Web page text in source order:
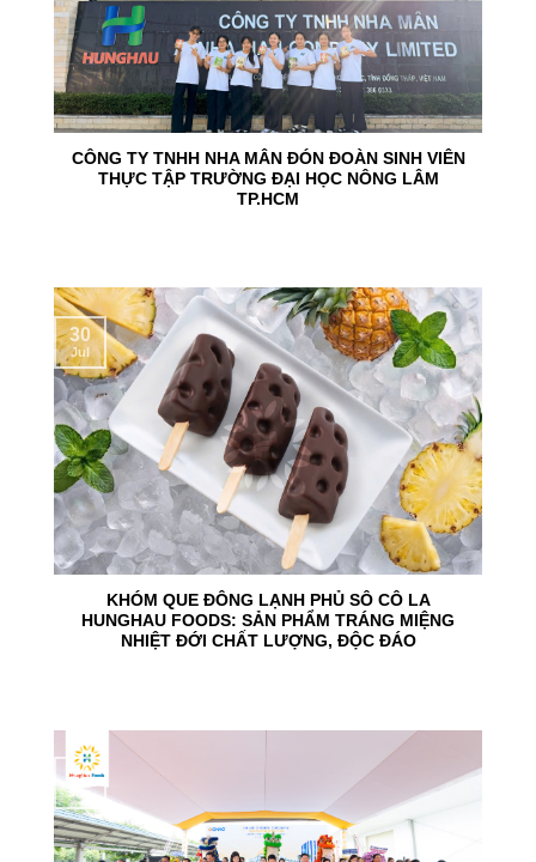
CÔNG TY TNHH NHA MÂN ĐÓN ĐOÀN SINH VIÊN
THỰC TẬP TRƯỜNG ĐẠI HỌC NÔNG LÂM
TP.HCM
KHÓM QUE ĐÔNG LẠNH PHỦ SÔ CÔ LA
HUNGHAU FOODS: SẢN PHẨM TRÁNG MIỆNG
NHIỆT ĐỚI CHẤT LƯỢNG, ĐỘC ĐÁO
30
Jul
24
Jun